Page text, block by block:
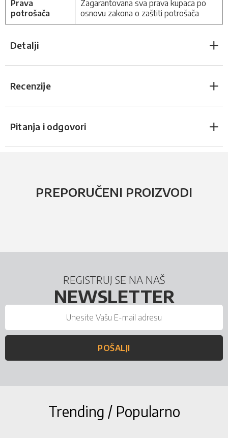
Prava
potrošača
Zagarantovana sva prava kupaca po
osnovu zakona o zaštiti potrošača
Detalji
Recenzije
Pitanja i odgovori
PREPORUČENI PROIZVODI
REGISTRUJ SE NA NAŠ
NEWSLETTER
POŠALJI
Trending / Popularno